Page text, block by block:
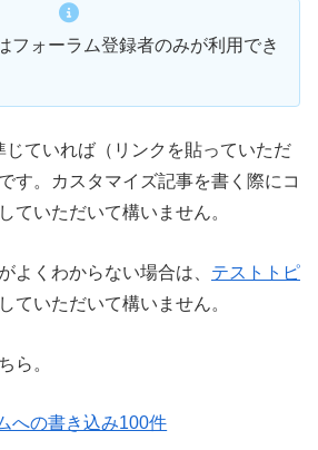
フォーラム登録者のみが利用でき
じていれば（リンクを貼っていただ
す。カスタマイズ記事を書く際にコ
ていただいて構いません。
よくわからない場合は、 テストトピ
ていただいて構いません。
ら。
への書き込み100件